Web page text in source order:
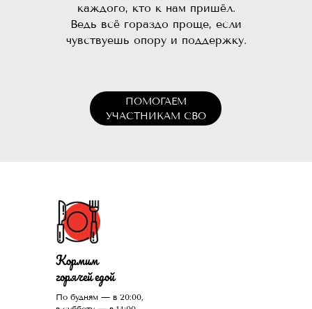
ПОМОГАЕМ
УЧАСТНИКАМ СВО
каждого, кто к нам пришёл.
Ведь всё гораздо проще, если
чувствуешь опору и поддержку.
По будням — в 20:00,
Кормим
горячей едой